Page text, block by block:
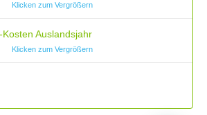
Klicken zum Vergrößern
Klicken zum Vergrößern